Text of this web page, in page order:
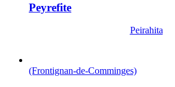
Peyrefite
Peirahita
(Frontignan-de-Comminges)